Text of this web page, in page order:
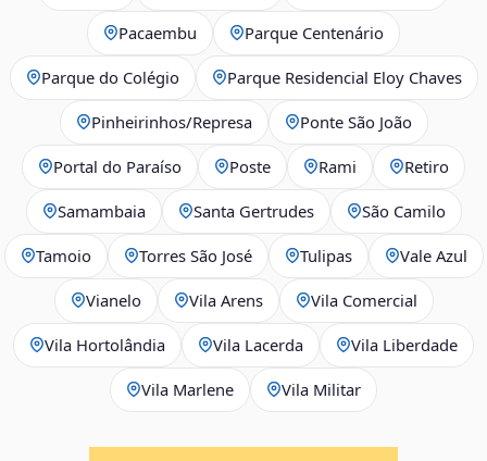
Pacaembu Parque Centenário
Parque do Colégio Parque Residencial Eloy Chaves
Pinheirinhos/Represa Ponte São João
Portal do Paraíso Poste Rami Retiro
Samambaia Santa Gertrudes São Camilo
Tamoio Torres São José Tulipas Vale Azul
Vianelo Vila Arens Vila Comercial
Vila Hortolândia Vila Lacerda Vila Liberdade
Vila Marlene Vila Militar